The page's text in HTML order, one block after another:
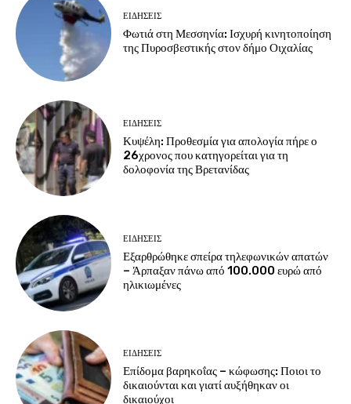
ΕΙΔΗΣΕΙΣ
Φωτιά στη Μεσσηνία: Ισχυρή κινητοποίηση
της Πυροσβεστικής στον δήμο Οιχαλίας
ΕΙΔΗΣΕΙΣ
Κυψέλη: Προθεσμία για απολογία πήρε ο
26χρονος που κατηγορείται για τη
δολοφονία της Βρετανίδας
ΕΙΔΗΣΕΙΣ
Εξαρθρώθηκε σπείρα τηλεφωνικών απατών
– Άρπαξαν πάνω από 100.000 ευρώ από
ηλικιωμένες
ΕΙΔΗΣΕΙΣ
Επίδομα βαρηκοΐας – κώφωσης: Ποιοι το
δικαιούνται και γιατί αυξήθηκαν οι
δικαιούχοι